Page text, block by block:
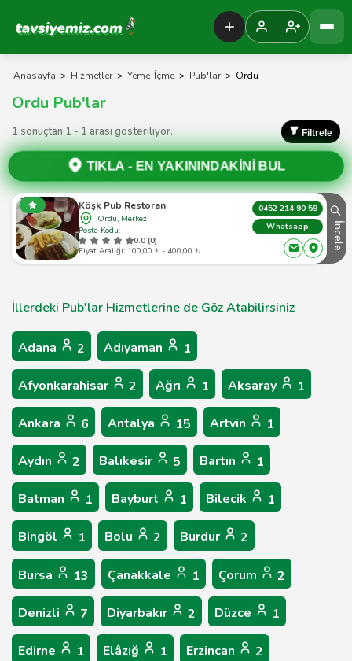
Tavsiyemiz Anasayfa
Anasayfa > Hizmetler > Yeme-İçme > Pub'lar > Ordu
Ordu Pub'lar
1 sonuçtan 1 - 1 arası gösteriliyor. Filtrele
TIKLA -EN YAKININDAKİNİ BUL
Köşk Pub Restoran
Ordu, Merkez
Posta Kodu:
0.0 (0)
Fiyat Aralığı: 100,00 ₺ - 400,00 ₺
0452 214 90 59
Whatsapp
İncele
İllerdeki Pub'lar Hizmetlerine de Göz Atabilirsiniz
Adana 2 Adıyaman 1
Afyonkarahisar 2 Ağrı 1 Aksaray 1
Ankara 6 Antalya 15 Artvin 1
Aydın 2 Balıkesir 5 Bartın 1
Batman 1 Bayburt 1 Bilecik 1
Bingöl 1 Bolu 2 Burdur 2
Bursa 13 Çanakkale 1 Çorum 2
Denizli 7 Diyarbakır 2 Düzce 1
Edirne 1 Elâzığ 1 Erzincan 2